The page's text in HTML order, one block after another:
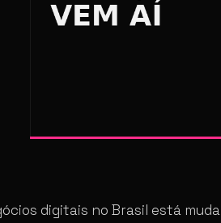
digitais no Brasil está